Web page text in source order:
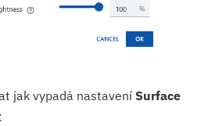
jak vypadá nastaveníSurface